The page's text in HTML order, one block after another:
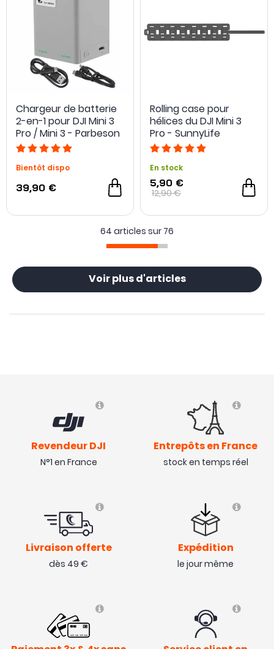
Chargeur de batterie
2-en-1 pour DJI Mini 3
Pro / Mini 3 - Parbeson
Bientôt dispo
39,90 €
Rolling case pour
hélices du DJI Mini 3
Pro - SunnyLife
En stock
5,90 €
12,90 €
64 articles sur 76
Voir plus d'articles
Revendeur DJI
N°1 en France
Entrepôts en France
stock en temps réel
Livraison offerte
dès 49 €
Expédition
le jour même